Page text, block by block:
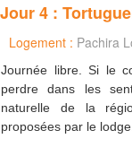
Jour 4 :
Logement : Pachira
Journée libre. Si le
perdre dans les
naturelle de la
proposées par le